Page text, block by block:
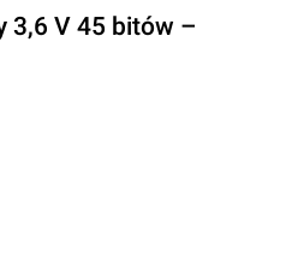
od 200zł
3,6 V 45 bitów –